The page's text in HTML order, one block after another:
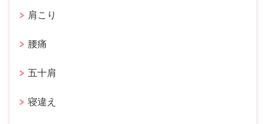
肩こり
腰痛
五十肩
寝違え